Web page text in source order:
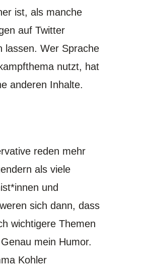
ist, als manche
auf Twitter
lassen. Wer Sprache
nutzt, hat
anderen Inhalte.
reden mehr
als viele
und
sich dann, dass
wichtigere Themen
mein Humor.
Kohler